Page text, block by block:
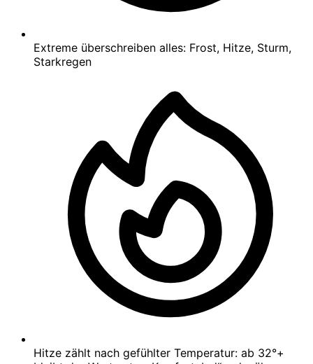
Extreme überschreiben alles: Frost, Hitze, Sturm,
Starkregen
Hitze zählt nach gefühlter Temperatur: ab 32°+